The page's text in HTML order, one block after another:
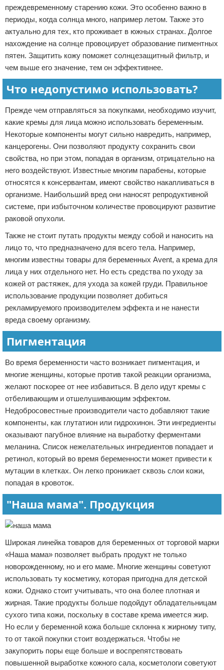
преждевременному старению кожи. Это особенно важно в
периоды, когда солнца много, например летом. Также это
актуально для тех, кто проживает в южных странах. Долгое
нахождение на солнце провоцирует образование пигментных
пятен. Защитить кожу поможет солнцезащитный фильтр, и
чем выше его значение, тем он эффективнее.
Что недопустимо использовать?
Прежде чем отправляться за покупками, необходимо изучит,
какие кремы для лица можно использовать беременным.
Некоторые компоненты могут сильно навредить, например,
канцерогены. Они позволяют продукту сохранить свои
свойства, но при этом, попадая в организм, отрицательно на
него воздействуют. Известные многим парабены, которые
относятся к консервантам, имеют свойство накапливаться в
организме. Наибольший вред они наносят репродуктивной
системе, при избыточном количестве провоцируют развитие
раковой опухоли.
Также не стоит путать продукты между собой и наносить на
лицо то, что предназначено для всего тела. Например,
многим известны товары для беременных Avent, а крема для
лица у них отдельного нет. Но есть средства по уходу за
кожей от растяжек, для ухода за кожей груди. Правильное
использование продукции позволяет добиться
рекламируемого производителем эффекта и не нанести
вреда своему организму.
Пигментация
Во время беременности часто возникает пигментация, и
многие женщины, которые против такой реакции организма,
желают поскорее от нее избавиться. В дело идут кремы с
отбеливающим и отшелушивающим эффектом.
Недобросовестные производители часто добавляют такие
компоненты, как глутатион или гидрохинон. Эти ингредиенты
оказывают пагубное влияние на выработку ферментами
меланина. Список нежелательных ингредиентов попадает и
ретинол, который во время беременности может привести к
мутации в клетках. Он легко проникает сквозь слои кожи,
попадая в кровоток.
"Наша мама". Продукция
Широкая линейка товаров для беременных от торговой марки
«Наша мама» позволяет выбрать продукт не только
новорожденному, но и его маме. Многие женщины советуют
использовать ту косметику, которая пригодна для детской
кожи. Однако стоит учитывать, что она более плотная и
жирная. Такие продукты больше подойдут обладательницам
сухого типа кожи, поскольку в составе крема имеется жир.
Но если у беременной кожа больше склонна к жирному типу,
то от такой покупки стоит воздержаться. Чтобы не
закупорить поры еще больше и воспрепятствовать
повышенной выработке кожного сала, косметологи советуют